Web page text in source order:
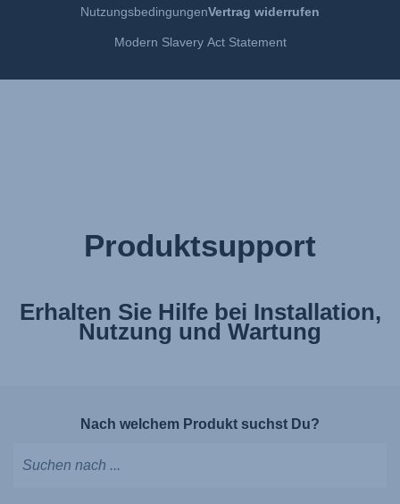
NutzungsbedingungenVertrag widerrufen
Modern Slavery Act Statement
Produktsupport
Erhalten Sie Hilfe bei Installation,
Nutzung und Wartung
Nach welchem Produkt suchst Du?